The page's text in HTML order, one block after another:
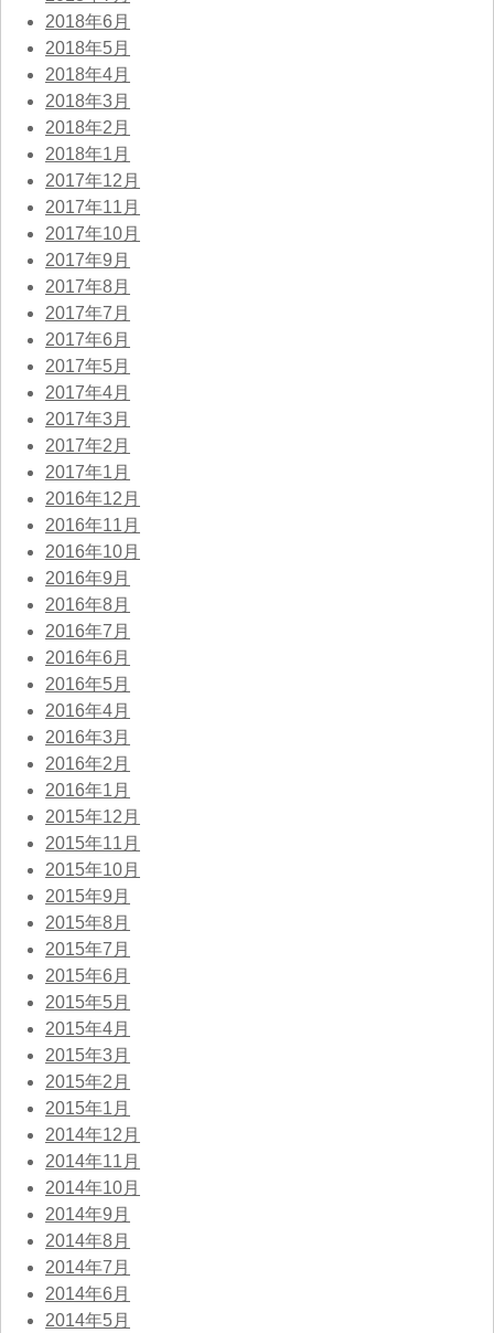
2018年6月
2018年5月
2018年4月
2018年3月
2018年2月
2018年1月
2017年12月
2017年11月
2017年10月
2017年9月
2017年8月
2017年7月
2017年6月
2017年5月
2017年4月
2017年3月
2017年2月
2017年1月
2016年12月
2016年11月
2016年10月
2016年9月
2016年8月
2016年7月
2016年6月
2016年5月
2016年4月
2016年3月
2016年2月
2016年1月
2015年12月
2015年11月
2015年10月
2015年9月
2015年8月
2015年7月
2015年6月
2015年5月
2015年4月
2015年3月
2015年2月
2015年1月
2014年12月
2014年11月
2014年10月
2014年9月
2014年8月
2014年7月
2014年6月
2014年5月